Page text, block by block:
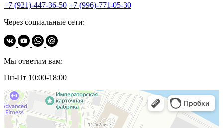
+7 (921)-447-36-50 +7 (996)-771-05-30
Через социальные сети:
Мы ответим вам:
Пн-Пт 10:00-18:00